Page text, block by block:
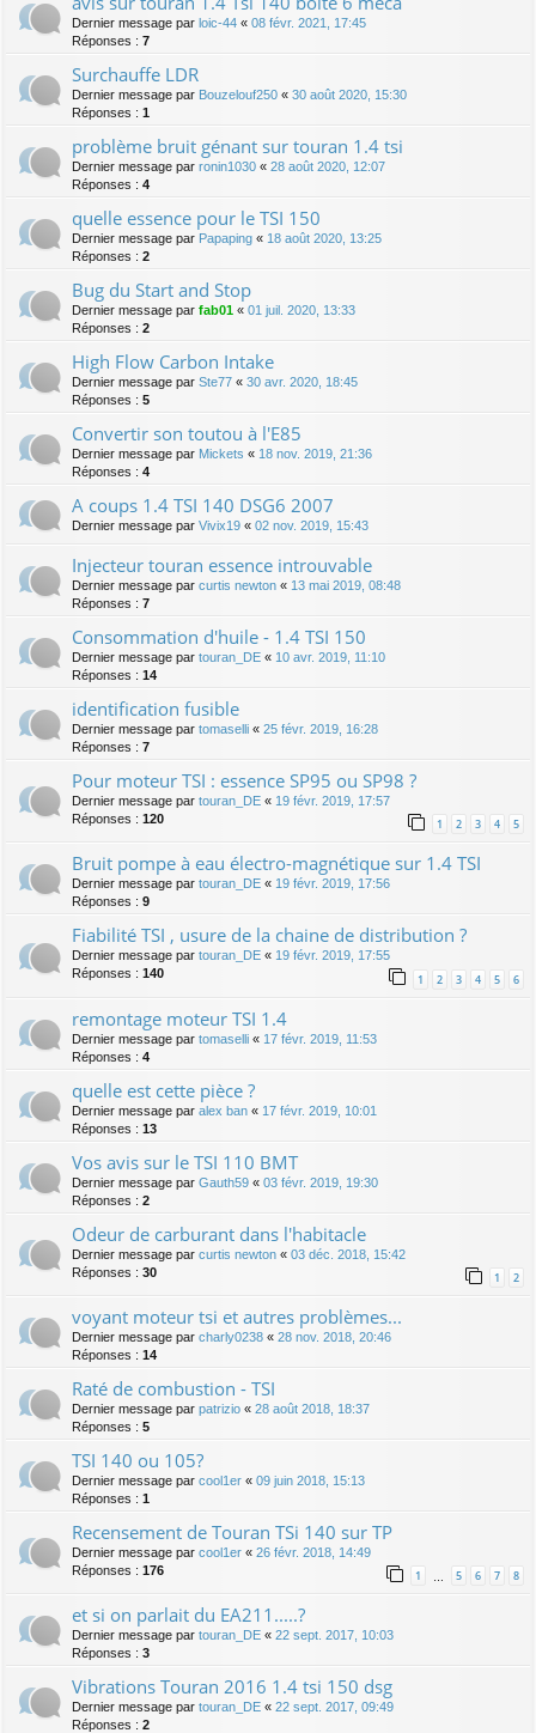
Dernier message par loic-44 « 08 févr. 2021, 17:45
Réponses : 7
Surchauffe LDR
Dernier message par Bouzelouf250 « 30 août 2020, 15:30
Réponses : 1
problème bruit génant sur touran 1.4 tsi
Dernier message par ronin1030 « 28 août 2020, 12:07
Réponses : 4
quelle essence pour le TSI 150
Dernier message par Papaping « 18 août 2020, 13:25
Réponses : 2
Bug du Start and Stop
Dernier message par fab01 « 01 juil. 2020, 13:33
Réponses : 2
High Flow Carbon Intake
Dernier message par Ste77 « 30 avr. 2020, 18:45
Réponses : 5
Convertir son toutou à l'E85
Dernier message par Mickets « 18 nov. 2019, 21:36
Réponses : 4
A coups 1.4 TSI 140 DSG6 2007
Dernier message par Vivix19 « 02 nov. 2019, 15:43
Injecteur touran essence introuvable
Dernier message par curtis newton « 13 mai 2019, 08:48
Réponses : 7
Consommation d'huile - 1.4 TSI 150
Dernier message par touran_DE « 10 avr. 2019, 11:10
Réponses : 14
identification fusible
Dernier message par tomaselli « 25 févr. 2019, 16:28
Réponses : 7
Pour moteur TSI : essence SP95 ou SP98 ?
Dernier message par touran_DE « 19 févr. 2019, 17:57
Réponses : 120 1 2 3 4 5
Bruit pompe à eau électro-magnétique sur 1.4 TSI
Dernier message par touran_DE « 19 févr. 2019, 17:56
Réponses : 9
Fiabilité TSI , usure de la chaine de distribution ?
Dernier message par touran_DE « 19 févr. 2019, 17:55
Réponses : 140 1 2 3 4 5 6
remontage moteur TSI 1.4
Dernier message par tomaselli « 17 févr. 2019, 11:53
Réponses : 4
quelle est cette pièce ?
Dernier message par alex ban « 17 févr. 2019, 10:01
Réponses : 13
Vos avis sur le TSI 110 BMT
Dernier message par Gauth59 « 03 févr. 2019, 19:30
Réponses : 2
Odeur de carburant dans l'habitacle
Dernier message par curtis newton « 03 déc. 2018, 15:42
Réponses : 30 1 2
voyant moteur tsi et autres problèmes...
Dernier message par charly0238 « 28 nov. 2018, 20:46
Réponses : 14
Raté de combustion - TSI
Dernier message par patrizio « 28 août 2018, 18:37
Réponses : 5
TSI 140 ou 105?
Dernier message par cool1er « 09 juin 2018, 15:13
Réponses : 1
Recensement de Touran TSi 140 sur TP
Dernier message par cool1er « 26 févr. 2018, 14:49
Réponses : 176 1 5 6 7 8
et si on parlait du EA211.....?
Dernier message par touran_DE « 22 sept. 2017, 10:03
Réponses : 3
Vibrations Touran 2016 1.4 tsi 150 dsg
Dernier message par touran_DE « 22 sept. 2017, 09:49
Réponses : 2